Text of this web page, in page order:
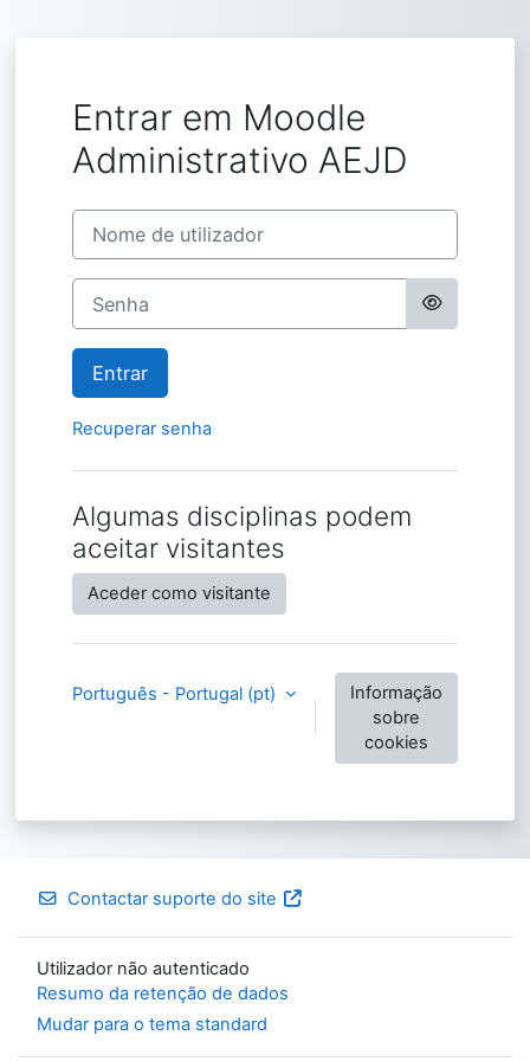
Entrar em Moodle
Administrativo AEJD
Nome de utilizador
Senha
Entrar
Recuperar senha
Algumas disciplinas podem
aceitar visitantes
Aceder como visitante
Português - Portugal ‎(pt)‎
Informação
sobre
cookies
Contactar suporte do site
Utilizador não autenticado
Resumo da retenção de dados
Mudar para o tema standard